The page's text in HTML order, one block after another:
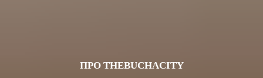
ПРО THEBUCHACITY